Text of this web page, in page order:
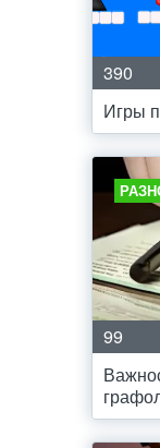
390
Игры
99